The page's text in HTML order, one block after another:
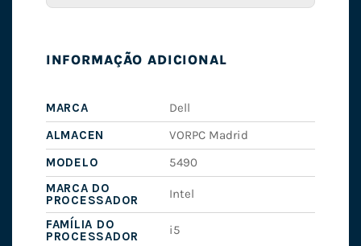
INFORMAÇÃO ADICIONAL
MARCA
Dell
ALMACEN
VORPC Madrid
MODELO
5490
MARCA DO
PROCESSADOR
Intel
FAMÍLIA DO
PROCESSADOR
i5